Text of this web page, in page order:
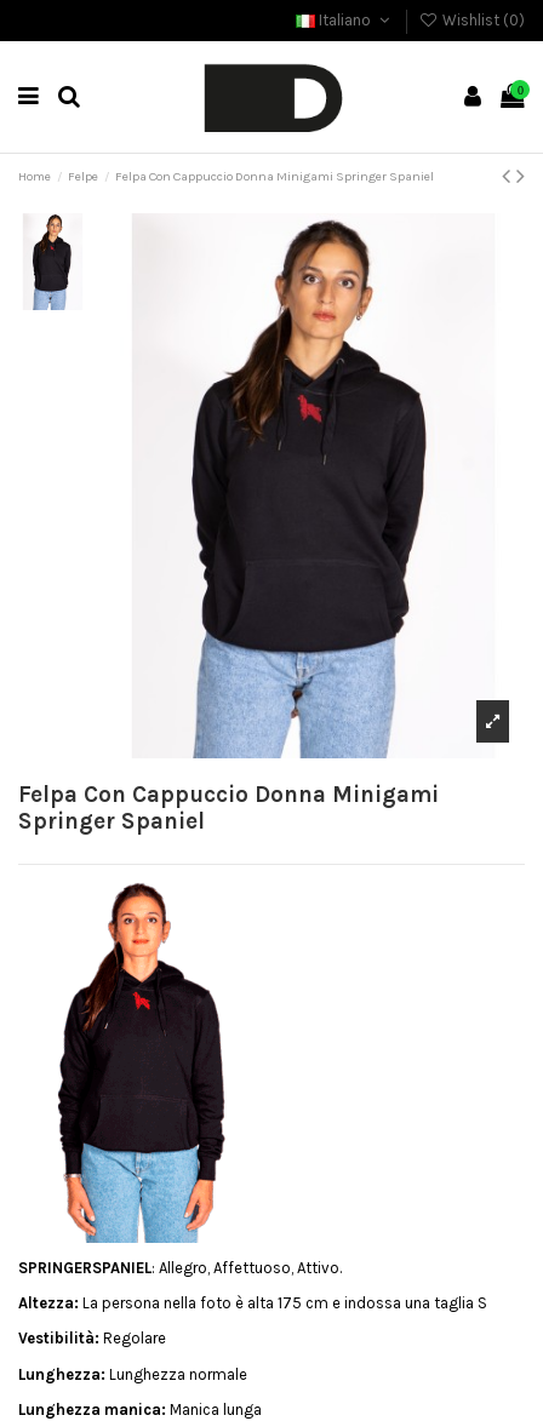
Italiano Wishlist (0)
0
Home Felpe Felpa Con Cappuccio Donna Minigami Springer Spaniel
Felpa Con Cappuccio Donna Minigami
Springer Spaniel
SPRINGERSPANIEL: Allegro, Affettuoso, Attivo.
Altezza: La persona nella foto è alta 175 cm e indossa una taglia S
Vestibilità: Regolare
Lunghezza: Lunghezza normale
Lunghezza manica: Manica lunga